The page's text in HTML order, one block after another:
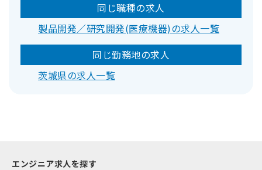
同じ職種の求人
製品開発／研究開発(医療機器)の求人一覧
同じ勤務地の求人
茨城県の求人一覧
エンジニア求人を探す